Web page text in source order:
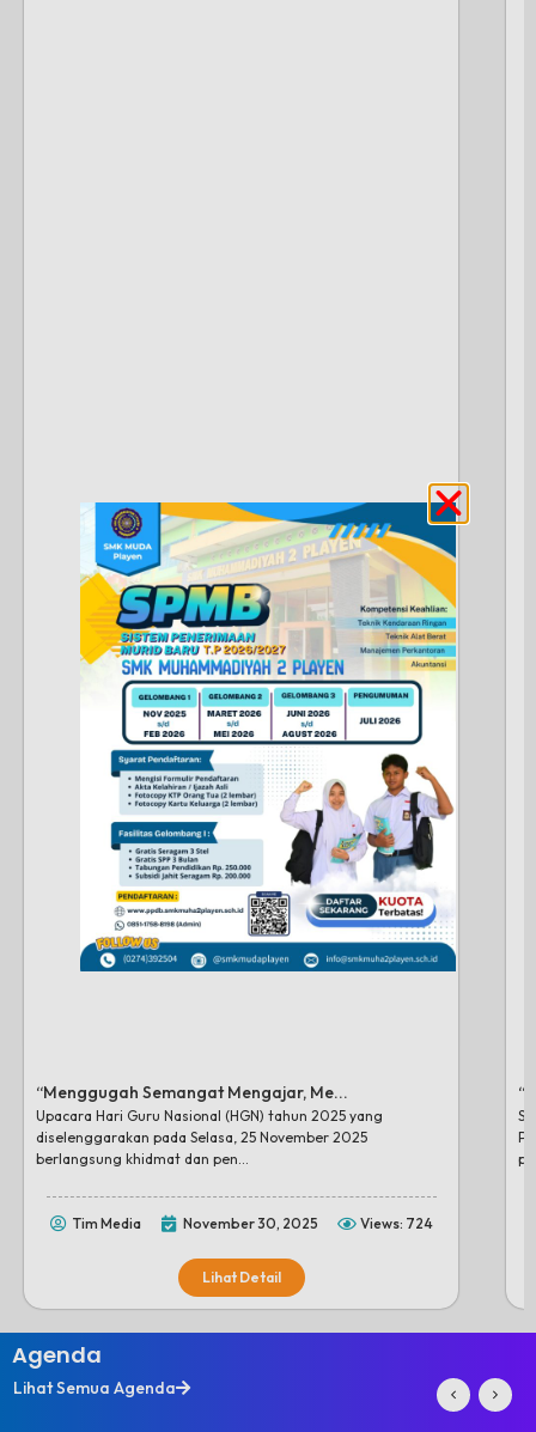
“Menggugah Semangat Mengajar, Me...
Upacara Hari Guru Nasional (HGN) tahun 2025 yang
diselenggarakan pada Selasa, 25 November 2025
berlangsung khidmat dan pen...
Tim Media November 30, 2025 Views: 724
Lihat Detail
Agenda
Lihat Semua Agenda